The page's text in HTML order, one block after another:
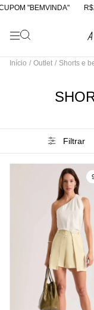
"BEMVINDA"
Início / Outlet / Shorts e
Filtrar